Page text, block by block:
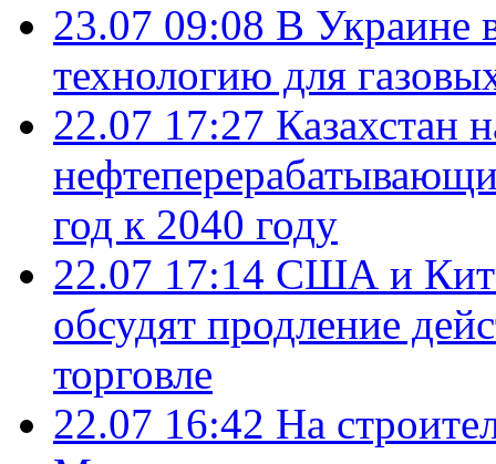
23.07 09:08 В Украине
технологию для
22.07 17:27 Казахстан
год к 2040 году
22.07 17:14 США и
обсудят продление
торговле
22.07 16:42 На